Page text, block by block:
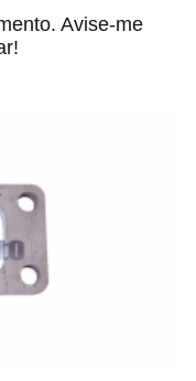
Avise-me